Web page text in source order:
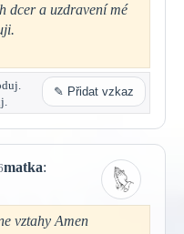
dcer a uzdravení mé
✎ Přidat vzkaz
matka:
vztahy Amen